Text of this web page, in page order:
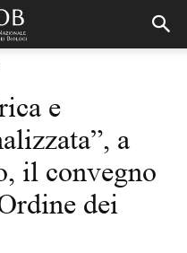
e
a
il convegno
dei